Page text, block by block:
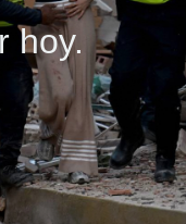
hoy.